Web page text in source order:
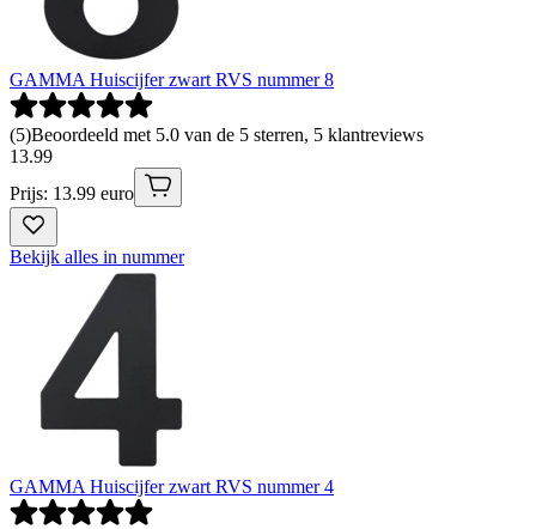
GAMMA Huiscijfer zwart RVS nummer 8
(5)Beoordeeld met 5.0 van de 5 sterren, 5 klantreviews
13.99
Prijs: 13.99 euro
Bekijk alles in nummer
GAMMA Huiscijfer zwart RVS nummer 4